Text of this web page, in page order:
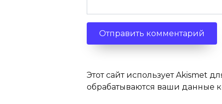
Этот сайт использует Akismet
обрабатываются ваши данные